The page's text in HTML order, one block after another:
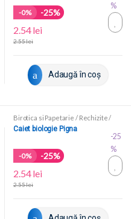
-0% -25%
2.54lei
2.55lei
Adaugă în coș
%
Birotica si Papetarie / Rechizite/
Caiete scolare
Caiet biologie Pigna
-0% -25%
2.54lei
2.55lei
-25
%